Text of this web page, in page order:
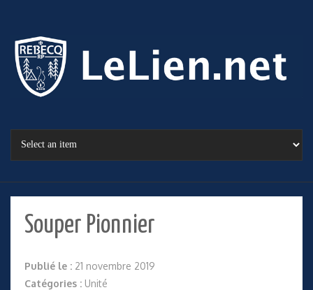
Souper Pionnier
Publié le : 21 novembre 2019
Catégories : Unité